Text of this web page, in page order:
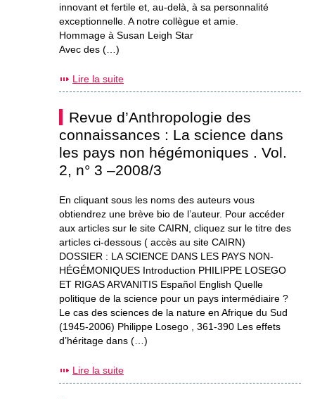
innovant et fertile et, au-delà, à sa personnalité
exceptionnelle. A notre collègue et amie.
Hommage à Susan Leigh Star
Avec des (…)
Lire la suite
Revue d’Anthropologie des
connaissances : La science dans
les pays non hégémoniques . Vol.
2, n° 3 –2008/3
En cliquant sous les noms des auteurs vous
obtiendrez une brève bio de l’auteur. Pour accéder
aux articles sur le site CAIRN, cliquez sur le titre des
articles ci-dessous ( accès au site CAIRN)
DOSSIER : LA SCIENCE DANS LES PAYS NON-
HÉGÉMONIQUES Introduction PHILIPPE LOSEGO
ET RIGAS ARVANITIS Español English Quelle
politique de la science pour un pays intermédiaire ?
Le cas des sciences de la nature en Afrique du Sud
(1945-2006) Philippe Losego , 361-390 Les effets
d’héritage dans (…)
Lire la suite